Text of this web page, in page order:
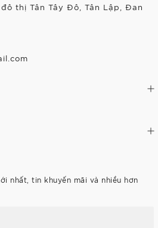
thị Tân Tây Đô, Tân Lập, Đan
nhất, tin khuyến mãi và nhiều hơn